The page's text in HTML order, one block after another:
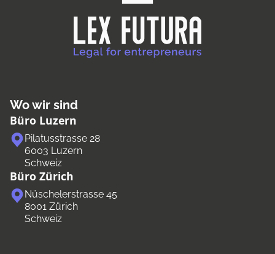
Wo wir sind
Büro Luzern
Pilatusstrasse 28
6003 Luzern
Schweiz
Büro Zürich
Nüschelerstrasse 45
8001 Zürich
Schweiz